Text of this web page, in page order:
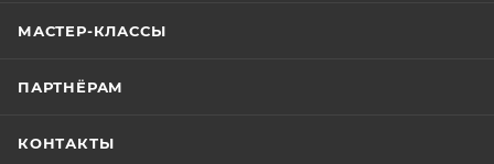
МАСТЕР-КЛАССЫ
ПАРТНЁРАМ
КОНТАКТЫ